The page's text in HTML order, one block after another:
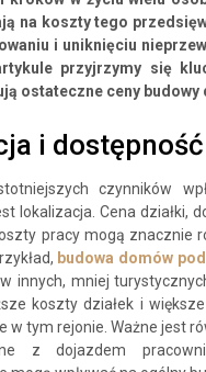
na koszty tego
i uniknięciu
przyjrzymy się
ostateczne ceny budowy
i dostępność
czynników
lokalizacja. Cena działki,
pracy mogą znacznie
budowa domów
innych, mniej
koszty działek i
w tym rejonie. Ważne jest
z dojazdem